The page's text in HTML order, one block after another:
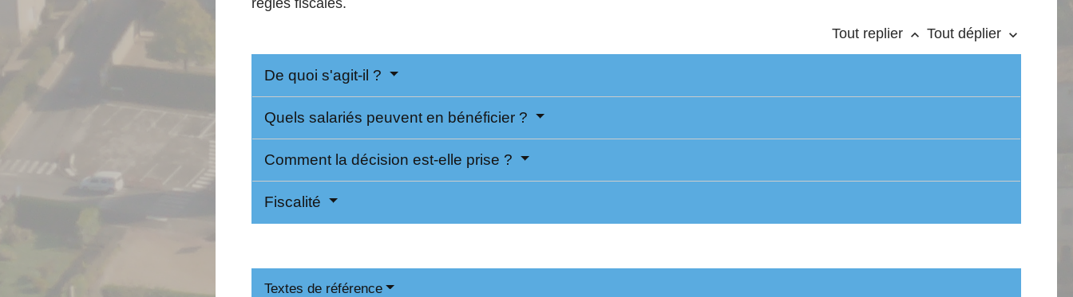
règles fiscales.
Tout replier keyboard_arrow_up Tout déplier keyboard_arrow_down
De quoi s'agit-il ?
Quels salariés peuvent en bénéficier ?
Comment la décision est-elle prise ?
Fiscalité
Textes de référence